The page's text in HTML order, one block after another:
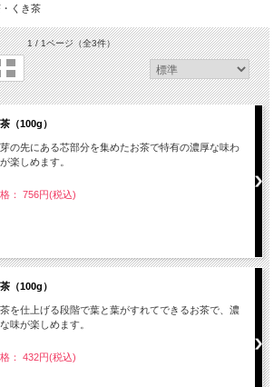
くき茶
1 / 1ページ（全3件）
（100g）
の先にある芯部分を集めたお茶で特有の濃厚な味わ
楽しめます。
： 756円(税込)
（100g）
を仕上げる段階で葉と葉がすれてできるお茶で、濃
味が楽しめます。
： 432円(税込)